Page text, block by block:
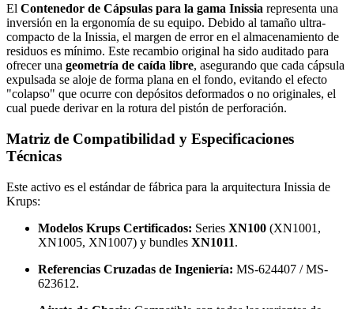
El Contenedor de Cápsulas para la gama Inissia representa una
inversión en la ergonomía de su equipo. Debido al tamaño ultra-
compacto de la Inissia, el margen de error en el almacenamiento de
residuos es mínimo. Este recambio original ha sido auditado para
ofrecer una geometría de caída libre, asegurando que cada cápsula
expulsada se aloje de forma plana en el fondo, evitando el efecto
"colapso" que ocurre con depósitos deformados o no originales, el
cual puede derivar en la rotura del pistón de perforación.
Matriz de Compatibilidad y Especificaciones
Técnicas
Este activo es el estándar de fábrica para la arquitectura Inissia de
Krups:
Modelos Krups Certificados: Series XN100 (XN1001,
XN1005, XN1007) y bundles XN1011.
Referencias Cruzadas de Ingeniería: MS-624407 / MS-
623612.